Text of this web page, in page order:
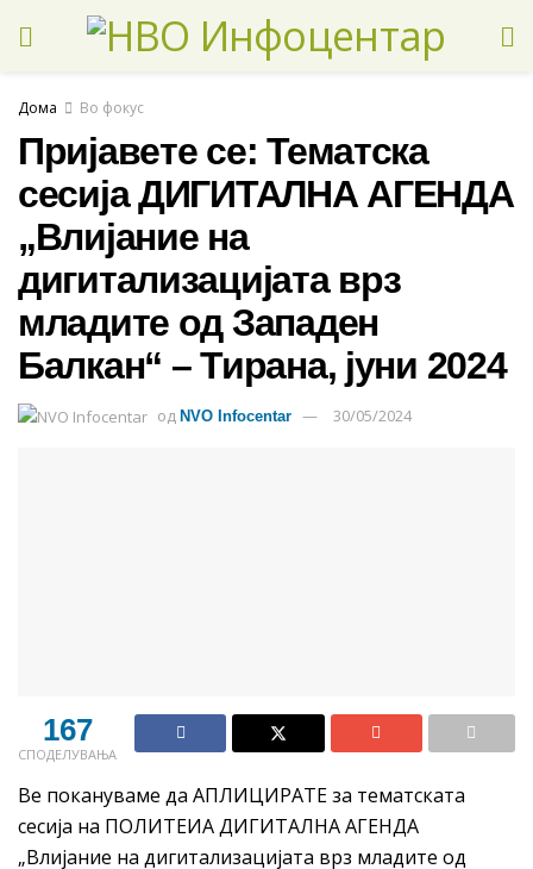
Дома Во фокус
Пријавете се: Тематска
сесија ДИГИТАЛНА АГЕНДА
„Влијание на
дигитализацијата врз
младите од Западен
Балкан“ – Тирана, јуни 2024
од NVO Infocentar 30/05/2024
167
СПОДЕЛУВАЊА
Ве покануваме да АПЛИЦИРАТЕ за тематската
сесија на ПОЛИТЕИА ДИГИТАЛНА АГЕНДА
„Влијание на дигитализацијата врз младите од